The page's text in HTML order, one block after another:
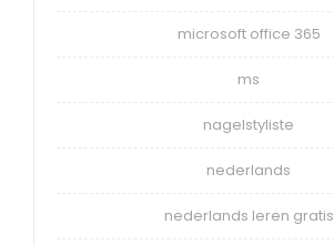
microsoft office 365
ms
nagelstyliste
nederlands
nederlands leren gratis